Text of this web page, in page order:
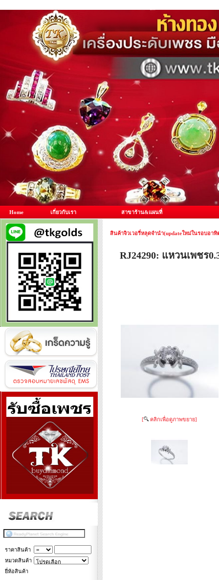
Home เกี่ยวกับเรา สาขาร้าน&แผนที่
ราคาสินค้า
หมวดสินค้า
ยี่ห้อสินค้า
สินค้าจิวเวอรี่หลุดจำนำ(updateใหม่ในรอบอาทิ
RJ24290: แหวนเพชร
[ คลิกเพื่อดูภาพขยาย]